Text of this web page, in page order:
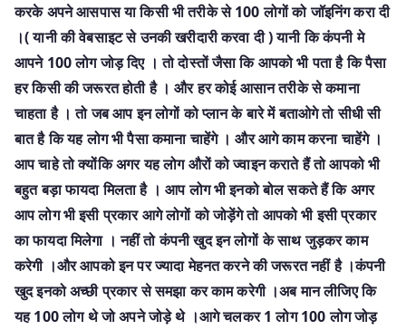
करके अपने आसपास या किसी भी तरीके से 100 लोगों को जॉइनिंग करा दी
।( यानी की वेबसाइट से उनकी खरीदारी करवा दी ) यानी कि कंपनी मे
आपने 100 लोग जोड़ दिए । तो दोस्तों जैसा कि आपको भी पता है कि पैसा
हर किसी की जरूरत होती है । और हर कोई आसान तरीके से कमाना
चाहता है । तो जब आप इन लोगों को प्लान के बारे में बताओगे तो सीधी सी
बात है कि यह लोग भी पैसा कमाना चाहेंगे । और आगे काम करना चाहेंगे ।
आप चाहे तो क्योंकि अगर यह लोग औरों को ज्वाइन कराते हैं तो आपको भी
बहुत बड़ा फायदा मिलता है । आप लोग भी इनको बोल सकते हैं कि अगर
आप लोग भी इसी प्रकार आगे लोगों को जोड़ेंगे तो आपको भी इसी प्रकार
का फायदा मिलेगा । नहीं तो कंपनी खुद इन लोगों के साथ जुड़कर काम
करेगी ।और आपको इन पर ज्यादा मेहनत करने की जरूरत नहीं है ।कंपनी
खुद इनको अच्छी प्रकार से समझा कर काम करेगी ।अब मान लीजिए कि
यह 100 लोग थे जो अपने जोड़े थे ।आगे चलकर 1 लोग 100 लोग जोड़